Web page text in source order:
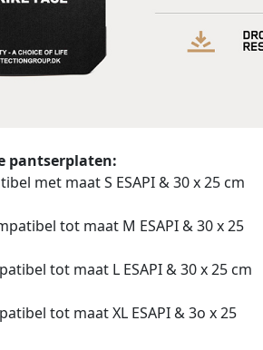
pantserplaten:
met maat S ESAPI & 30 x 25 cm
tot maat M ESAPI & 30 x 25
tot maat L ESAPI & 30 x 25 cm
tot maat XL ESAPI & 3o x 25